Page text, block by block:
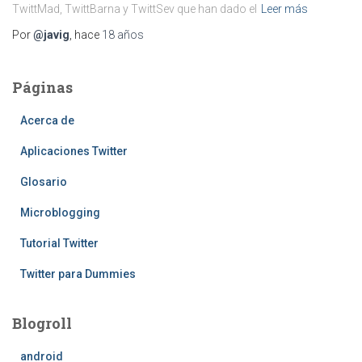
TwittMad, TwittBarna y TwittSev que han dado el
Leer más
Por@javig , hace 18 años
Páginas
Acerca de
Aplicaciones Twitter
Glosario
Microblogging
Tutorial Twitter
Twitter para Dummies
Blogroll
android